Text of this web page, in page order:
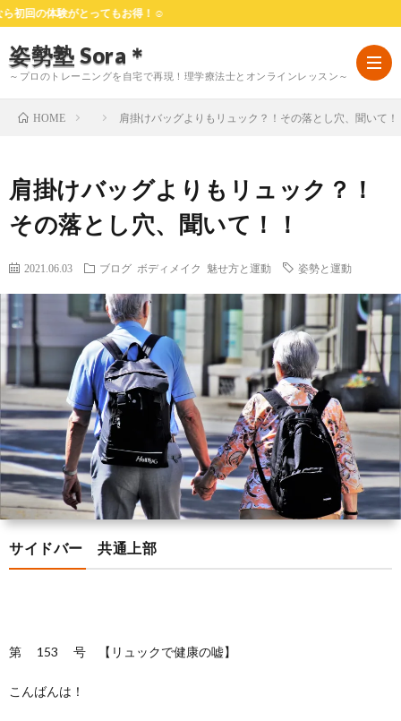
体験がとってもお得！☺
姿勢塾 Sora＊
～プロのトレーニングを自宅で再現！理学療法士とオンラインレッスン～
て
の
へ
金
プ
ラ
お
客
様
声
よ
る
ト
HOME 肩掛けバッグよりもリュック？！その落とし穴、聞いて！
肩掛けバッグよりもリュック？！
その落とし穴、聞いて！！
2021.06.03 ブログ ボディメイク 魅せ方と運動 姿勢と運動
サイドバー 共通上部
第 153 号 【リュックで健康の嘘】
こんばんは！